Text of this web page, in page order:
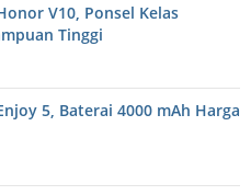
V10, Ponsel Kelas
Tinggi
5, Baterai 4000 mAh Harga